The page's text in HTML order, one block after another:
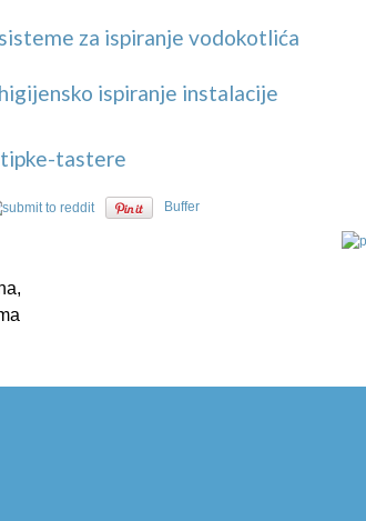
za ispiranje vodokotlića
ispiranje instalacije
tastere
Buffer